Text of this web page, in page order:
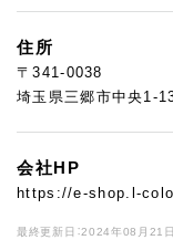
住所
〒341-0038
埼玉県三郷市中央1-
会社HP
https://e-shop.l-
最終更新日：2024年08月21日